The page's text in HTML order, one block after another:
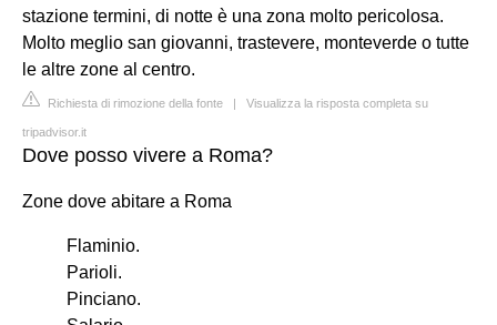
stazione termini, di notte è una zona molto pericolosa.
Molto meglio san giovanni, trastevere, monteverde o tutte
le altre zone al centro.
Richiesta di rimozione della fonte | Visualizza la risposta completa su
tripadvisor.it
Dove posso vivere a Roma?
Zone dove abitare a Roma
Flaminio.
Parioli.
Pinciano.